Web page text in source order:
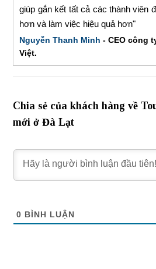
giúp gắn kết tất cả các thành viên
hơn và làm việc hiệu quả hơn"
Nguyễn Thanh Minh - CEO công
Việt.
Chia sẻ của khách hàng về
mới ở Đà Lạt
0 BÌNH LUẬN